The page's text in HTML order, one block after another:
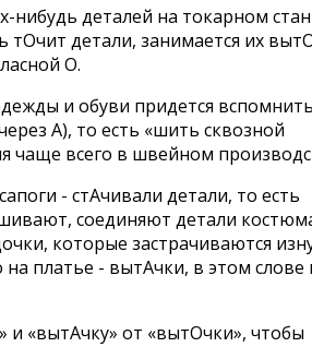
нибудь деталей на токарном
тОчит детали, занимается их
О.
и обуви придется вспомнить
А), то есть «шить сквозной
чаще всего в швейном
- стАчивали детали, то есть
соединяют детали
которые застрачиваются
на платье - вытАчки, в этом
и «вытАчку» от «вытОчки», чтобы